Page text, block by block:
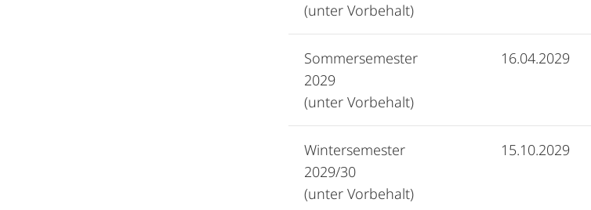
(unter Vorbehalt)
Sommersemester
2029
(unter Vorbehalt)
16.04.2029
Wintersemester
2029/30
(unter Vorbehalt)
15.10.2029